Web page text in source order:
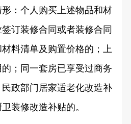
：个人购买上述物品和材
订装修合同或者装修合同
料清单及购置价格的；上
；同一套房已享受过商务
政部门居家适老化改造补
装修改造补贴的。